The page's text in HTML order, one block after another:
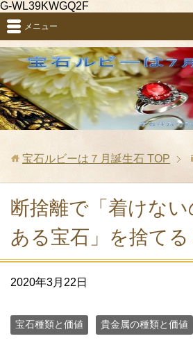
G-WL39KWGQ2F
メニュー
宝石ルビーは７月誕生石 TOP
断捨離で「着けな
ある宝石」を捨て
2020年3月22日
宝石種類と価値 貴金属の種類と価値